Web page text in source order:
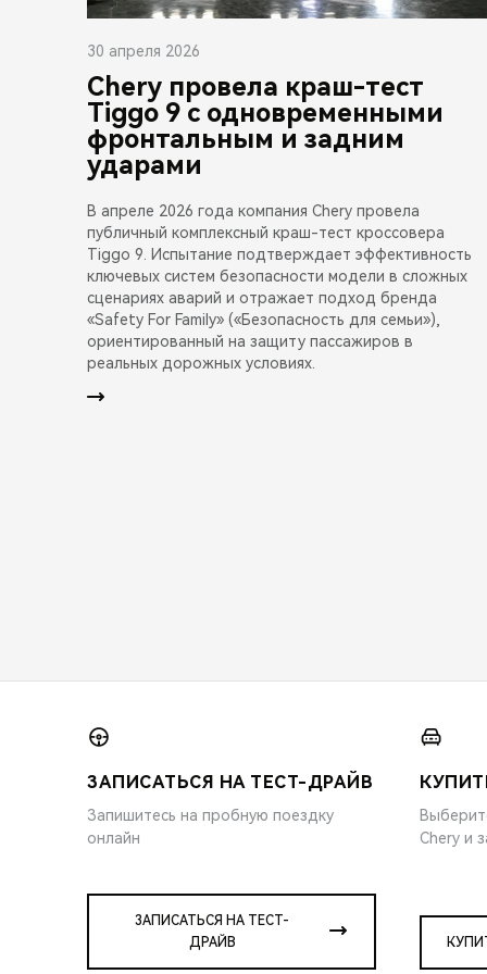
30 апреля 2026
Chery провела краш-тест
Tiggo 9 с одновременными
фронтальным и задним
ударами
В апреле 2026 года компания Chery провела
публичный комплексный краш-тест кроссовера
Tiggo 9. Испытание подтверждает эффективность
ключевых систем безопасности модели в сложных
сценариях аварий и отражает подход бренда
«Safety For Family» («Безопасность для семьи»),
ориентированный на защиту пассажиров в
реальных дорожных условиях.
ЗАПИСАТЬСЯ НА ТЕСТ-ДРАЙВ
Запишитесь на пробную поездку
онлайн
ЗАПИСАТЬСЯ НА ТЕСТ-
ДРАЙВ
Chery и